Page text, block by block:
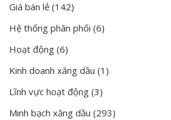
Giá bán lẻ (142)
Hệ thống phân phối (6)
Hoạt động (6)
Kinh doanh xăng dầu (1)
Lĩnh vực hoạt động (3)
Minh bạch xăng dầu (293)